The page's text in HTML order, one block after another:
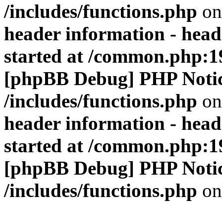
/includes/functions.php
header information -
started at /
[phpBB Debug] PHP
/includes/functions.php
header information -
started at /
[phpBB Debug] PHP
/includes/functions.php